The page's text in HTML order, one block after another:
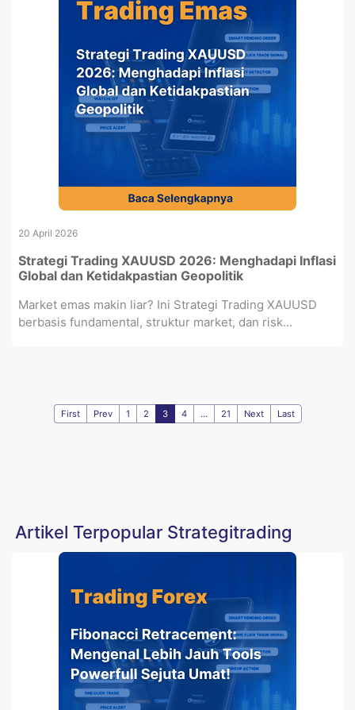
20 April 2026
Strategi Trading XAUUSD 2026: Menghadapi Inflasi
Global dan Ketidakpastian Geopolitik
Market emas makin liar? Ini Strategi Trading XAUUSD
berbasis fundamental, struktur market, dan risk...
First Prev 1 2 3 4 ... 21 Next Last
Artikel Terpopular Strategitrading